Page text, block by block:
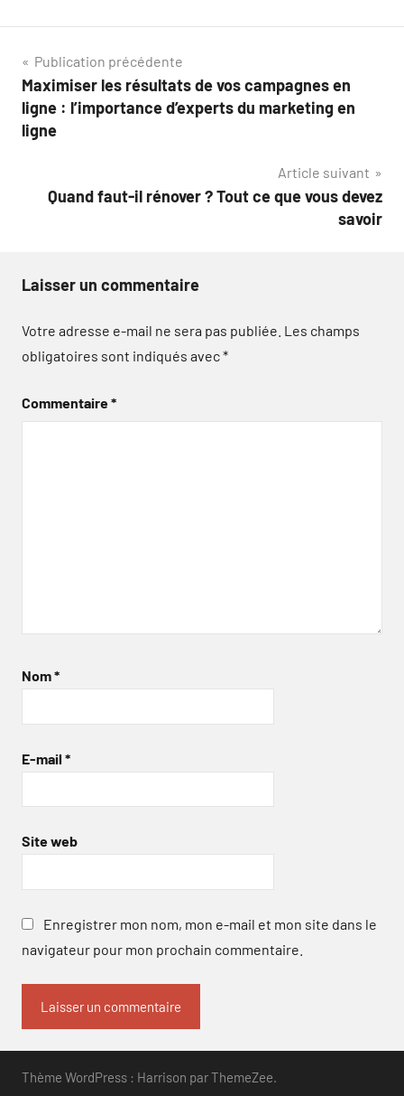
Navigation
de
l’article
Publication précédente
Maximiser les résultats de vos campagnes en
ligne : l’importance d’experts du marketing en
ligne
Article suivant
Quand faut-il rénover ? Tout ce que vous devez
savoir
Laisser un commentaire
Votre adresse e-mail ne sera pas publiée. Les champs
obligatoires sont indiqués avec*
Commentaire*
Nom*
E-mail *
Site web
Enregistrer mon nom, mon e-mail et mon site dans le
navigateur pour mon prochain commentaire.
Thème WordPress : Harrison par ThemeZee.